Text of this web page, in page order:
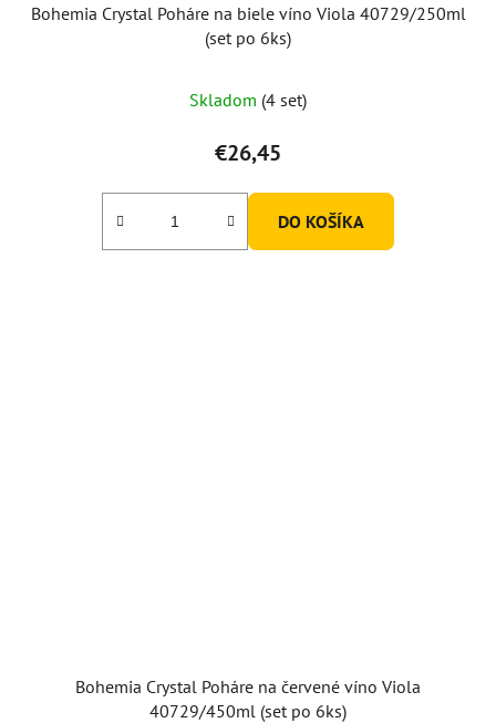
Bohemia Crystal Poháre na biele víno Viola 40729/250ml
(set po 6ks)
Skladom (4 set)
€26,45
DO KOŠÍKA
Bohemia Crystal Poháre na červené víno Viola
40729/450ml (set po 6ks)